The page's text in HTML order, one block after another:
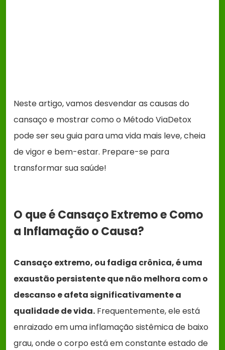
Neste artigo, vamos desvendar as causas do
cansaço e mostrar como o Método ViaDetox
pode ser seu guia para uma vida mais leve, cheia
de vigor e bem-estar. Prepare-se para
transformar sua saúde!
O que é Cansaço Extremo e Como
a Inflamação o Causa?
Cansaço extremo, ou fadiga crônica, é uma
exaustão persistente que não melhora com o
descanso e afeta significativamente a
qualidade de vida. Frequentemente, ele está
enraizado em uma inflamação sistêmica de baixo
grau, onde o corpo está em constante estado de